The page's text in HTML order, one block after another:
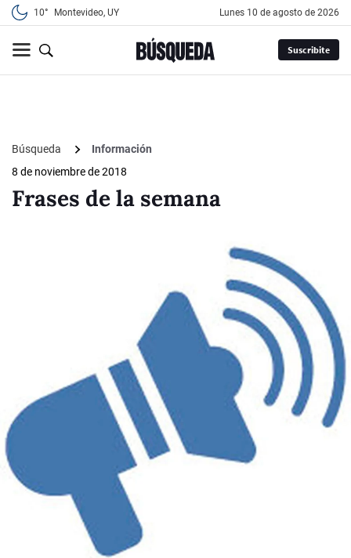
10° Montevideo, UY lunes 10 de agosto de 2026
Suscribite
Búsqueda
Información
8 de noviembre de 2018
Frases de la semana